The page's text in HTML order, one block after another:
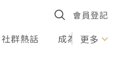
會員登記
社群熱話 成為U更多